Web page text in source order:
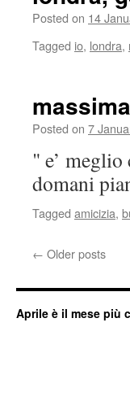
Posted on 14
Tagged io, londra,
massima
Posted on 7
" e’
domani
Tagged amicizia,
← Older posts
Aprile è il mese più